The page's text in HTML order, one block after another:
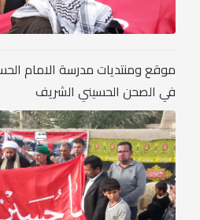
موقع ومنتديات مدرسة الامام
في الصحن الحسيني الشريف